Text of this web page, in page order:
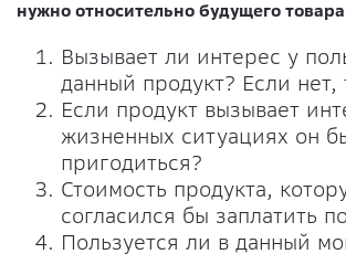
нужно относительно будущего
Вызывает ли интерес у
данный продукт? Если нет,
Если продукт вызывает
жизненных ситуациях он
пригодиться?
Стоимость продукта,
согласился бы заплатить
Пользуется ли в данный